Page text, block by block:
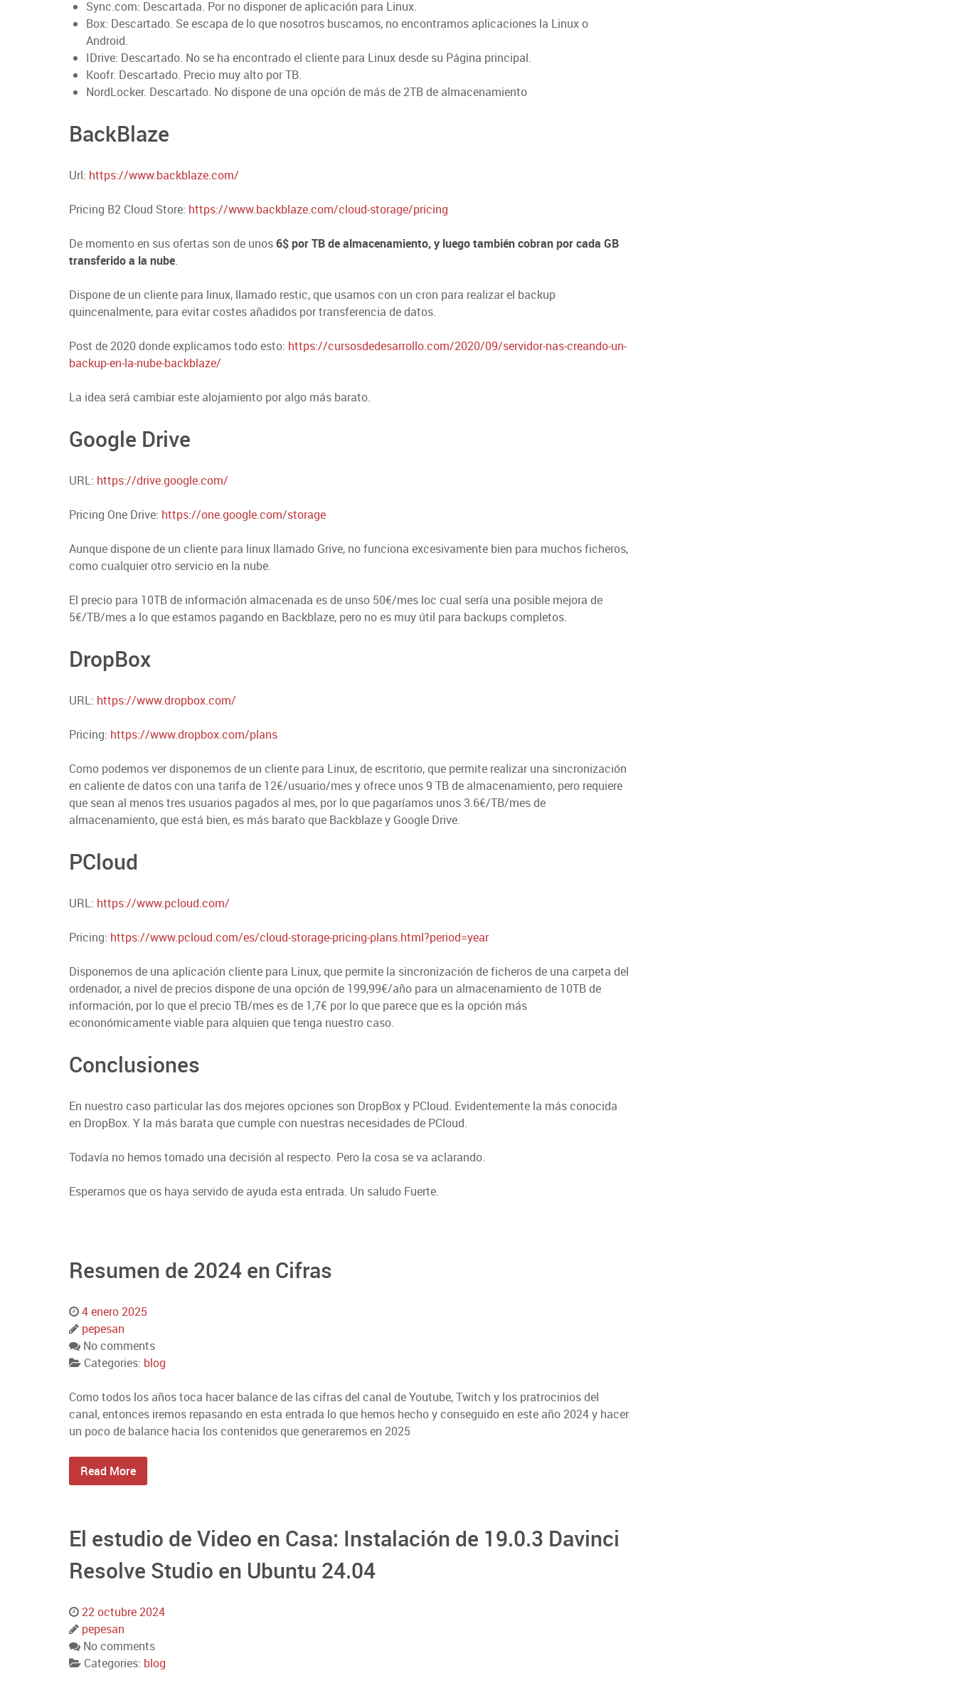
Sync.com: Descartada. Por no disponer de aplicación para Linux.
Box: Descartado. Se escapa de lo que nosotros buscamos, no encontramos aplicaciones la Linux o
Android.
IDrive: Descartado. No se ha encontrado el cliente para Linux desde su Página principal.
Koofr. Descartado. Precio muy alto por TB.
NordLocker. Descartado. No dispone de una opción de más de 2TB de almacenamiento
BackBlaze
Url: https://www.backblaze.com/
Pricing B2 Cloud Store: https://www.backblaze.com/cloud-storage/pricing
De momento en sus ofertas son de unos6$ por TB de almacenamiento, y luego también cobran por cada GB
transferido a la nube.
Dispone de un cliente para linux, llamado restic, que usamos con un cron para realizar el backup
quincenalmente, para evitar costes añadidos por transferencia de datos.
Post de 2020 donde explicamos todo esto: https://cursosdedesarrollo.com/2020/09/servidor-nas-creando-un-
backup-en-la-nube-backblaze/
La idea será cambiar este alojamiento por algo más barato.
Google Drive
URL: https://drive.google.com/
Pricing One Drive: https://one.google.com/storage
Aunque dispone de un cliente para linux llamado Grive, no funciona excesivamente bien para muchos ficheros,
como cualquier otro servicio en la nube.
El precio para 10TB de información almacenada es de unso 50€/mes loc cual sería una posible mejora de
5€/TB/mes a lo que estamos pagando en Backblaze, pero no es muy útil para backups completos.
DropBox
URL: https://www.dropbox.com/
Pricing: https://www.dropbox.com/plans
Como podemos ver disponemos de un cliente para Linux, de escritorio, que permite realizar una sincronización
en caliente de datos con una tarifa de 12€/usuario/mes y ofrece unos 9 TB de almacenamiento, pero requiere
que sean al menos tres usuarios pagados al mes, por lo que pagaríamos unos 3.6€/TB/mes de
almacenamiento, que está bien, es más barato que Backblaze y Google Drive.
PCloud
URL: https://www.pcloud.com/
Pricing: https://www.pcloud.com/es/cloud-storage-pricing-plans.html?period=year
Disponemos de una aplicación cliente para Linux, que permite la sincronización de ficheros de una carpeta del
ordenador, a nivel de precios dispone de una opción de 199,99€/año para un almacenamiento de 10TB de
información, por lo que el precio TB/mes es de 1,7€ por lo que parece que es la opción más
econonómicamente viable para alquien que tenga nuestro caso.
Conclusiones
En nuestro caso particular las dos mejores opciones son DropBox y PCloud. Evidentemente la más conocida
en DropBox. Y la más barata que cumple con nuestras necesidades de PCloud.
Todavía no hemos tomado una decisión al respecto. Pero la cosa se va aclarando.
Esperamos que os haya servido de ayuda esta entrada. Un saludo Fuerte.
Resumen de 2024 en Cifras
4 enero 2025
pepesan
No comments
Categories: blog
Como todos los años toca hacer balance de las cifras del canal de Youtube, Twitch y los pratrocinios del
canal, entonces iremos repasando en esta entrada lo que hemos hecho y conseguido en este año 2024 y hacer
un poco de balance hacia los contenidos que generaremos en 2025
Read More
El estudio de Video en Casa: Instalación de 19.0.3 Davinci
Resolve Studio en Ubuntu 24.04
22 octubre 2024
pepesan
No comments
Categories: blog